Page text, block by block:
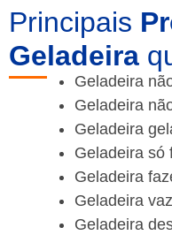
Principais
Geladeira
Geladeira
Geladeira
Geladeira
Geladeira só
Geladeira
Geladeira
Geladeira